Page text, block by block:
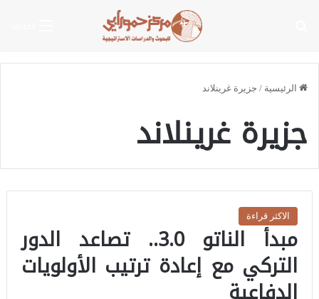
الرئيسية / جزيرة غرينلاند
جزيرة غرينلاند
الاكثر قراءة
مبدأ الناتو 3.0.. تصاعد الدور
التركي مع إعادة ترتيب الأولويات